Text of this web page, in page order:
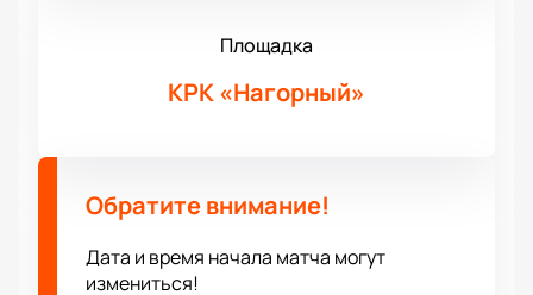
Площадка
КРК «Нагорный»
Обратите внимание!
Дата и время начала матча могут
измениться!